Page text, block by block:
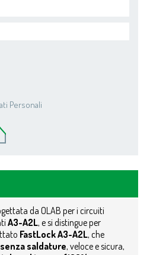
Personali
da OLAB per i circuiti
A3-A2L, e si distingue per
FastLock A3-A2L, che
senza saldature, veloce e sicura,